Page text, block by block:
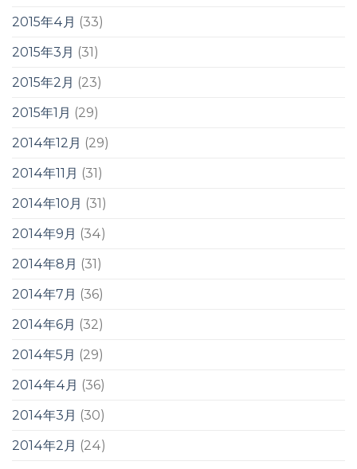
2015年4月 (33)
2015年3月 (31)
2015年2月 (23)
2015年1月 (29)
2014年12月 (29)
2014年11月 (31)
2014年10月 (31)
2014年9月 (34)
2014年8月 (31)
2014年7月 (36)
2014年6月 (32)
2014年5月 (29)
2014年4月 (36)
2014年3月 (30)
2014年2月 (24)